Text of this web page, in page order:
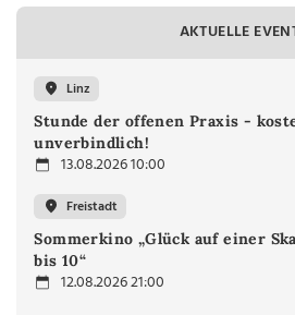
AKTUELLE
Linz
Stunde der offenen Praxis -
unverbindlich!
13.08.2026 10:00
Freistadt
Sommerkino „Glück auf einer
bis 10“
12.08.2026 21:00